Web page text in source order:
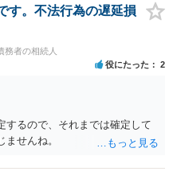
し立てる必要があるかもしれま
すぎて）就業場所送達を認めな
は費用もかかりますので、まず
す。
す。不法行為の遅延損
務者の相続人
役にたった 2
するので、それまでは確定して
せんね。